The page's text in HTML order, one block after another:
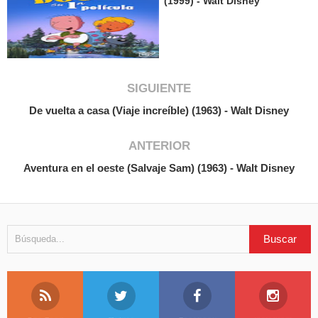
SIGUIENTE
De vuelta a casa (Viaje increíble) (1963) - Walt Disney
ANTERIOR
Aventura en el oeste (Salvaje Sam) (1963) - Walt Disney